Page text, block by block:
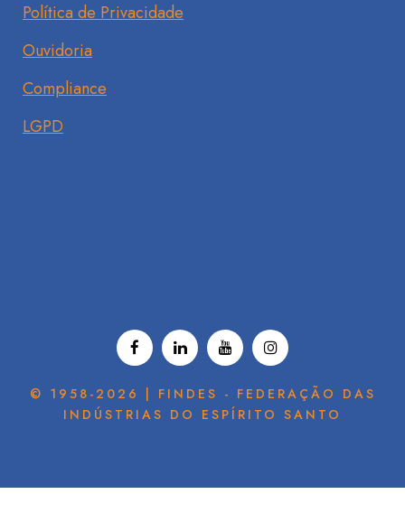
Política de Privacidade
Ouvidoria
Compliance
LGPD
© 1958-2026 | FINDES - FEDERAÇÃO DAS
INDÚSTRIAS DO ESPÍRITO SANTO